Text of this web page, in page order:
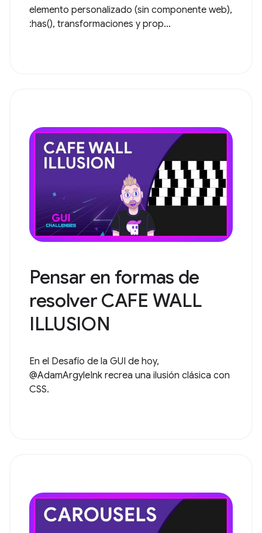
elemento personalizado (sin componente web),
:has(), transformaciones y prop...
Pensar en formas de
resolver CAFE WALL
ILLUSION
En el Desafío de la GUI de hoy,
@AdamArgyleInk recrea una ilusión clásica con
CSS.